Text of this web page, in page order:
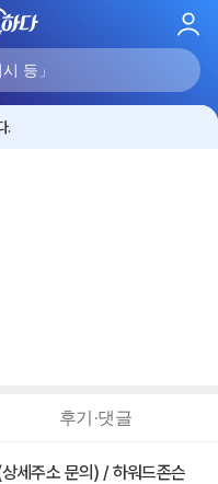
로
.
후기·댓글
세주소 문의) / 하워드존슨